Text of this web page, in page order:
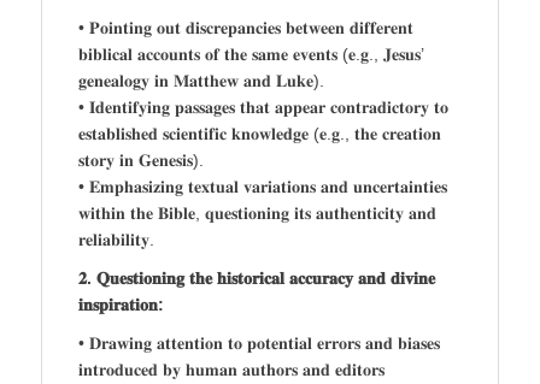
• 𝐏𝐨𝐢𝐧𝐭𝐢𝐧𝐠 𝐨𝐮𝐭 𝐝𝐢𝐬𝐜𝐫𝐞𝐩𝐚𝐧𝐜𝐢𝐞𝐬 𝐛𝐞𝐭𝐰𝐞𝐞𝐧 𝐝𝐢𝐟𝐟𝐞𝐫𝐞𝐧𝐭
𝐛𝐢𝐛𝐥𝐢𝐜𝐚𝐥 𝐚𝐜𝐜𝐨𝐮𝐧𝐭𝐬 𝐨𝐟 𝐭𝐡𝐞 𝐬𝐚𝐦𝐞 𝐞𝐯𝐞𝐧𝐭𝐬 (𝐞.𝐠., 𝐉𝐞𝐬𝐮𝐬’
𝐠𝐞𝐧𝐞𝐚𝐥𝐨𝐠𝐲 𝐢𝐧 𝐌𝐚𝐭𝐭𝐡𝐞𝐰 𝐚𝐧𝐝 𝐋𝐮𝐤𝐞).
• 𝐈𝐝𝐞𝐧𝐭𝐢𝐟𝐲𝐢𝐧𝐠 𝐩𝐚𝐬𝐬𝐚𝐠𝐞𝐬 𝐭𝐡𝐚𝐭 𝐚𝐩𝐩𝐞𝐚𝐫 𝐜𝐨𝐧𝐭𝐫𝐚𝐝𝐢𝐜𝐭𝐨𝐫𝐲 𝐭𝐨
𝐞𝐬𝐭𝐚𝐛𝐥𝐢𝐬𝐡𝐞𝐝 𝐬𝐜𝐢𝐞𝐧𝐭𝐢𝐟𝐢𝐜 𝐤𝐧𝐨𝐰𝐥𝐞𝐝𝐠𝐞 (𝐞.𝐠., 𝐭𝐡𝐞 𝐜𝐫𝐞𝐚𝐭𝐢𝐨𝐧
𝐬𝐭𝐨𝐫𝐲 𝐢𝐧 𝐆𝐞𝐧𝐞𝐬𝐢𝐬).
• 𝐄𝐦𝐩𝐡𝐚𝐬𝐢𝐳𝐢𝐧𝐠 𝐭𝐞𝐱𝐭𝐮𝐚𝐥 𝐯𝐚𝐫𝐢𝐚𝐭𝐢𝐨𝐧𝐬 𝐚𝐧𝐝 𝐮𝐧𝐜𝐞𝐫𝐭𝐚𝐢𝐧𝐭𝐢𝐞𝐬
𝐰𝐢𝐭𝐡𝐢𝐧 𝐭𝐡𝐞 𝐁𝐢𝐛𝐥𝐞, 𝐪𝐮𝐞𝐬𝐭𝐢𝐨𝐧𝐢𝐧𝐠 𝐢𝐭𝐬 𝐚𝐮𝐭𝐡𝐞𝐧𝐭𝐢𝐜𝐢𝐭𝐲 𝐚𝐧𝐝
𝐫𝐞𝐥𝐢𝐚𝐛𝐢𝐥𝐢𝐭𝐲.
𝟐. 𝐐𝐮𝐞𝐬𝐭𝐢𝐨𝐧𝐢𝐧𝐠 𝐭𝐡𝐞 𝐡𝐢𝐬𝐭𝐨𝐫𝐢𝐜𝐚𝐥 𝐚𝐜𝐜𝐮𝐫𝐚𝐜𝐲 𝐚𝐧𝐝 𝐝𝐢𝐯𝐢𝐧𝐞
𝐢𝐧𝐬𝐩𝐢𝐫𝐚𝐭𝐢𝐨𝐧:
• 𝐃𝐫𝐚𝐰𝐢𝐧𝐠 𝐚𝐭𝐭𝐞𝐧𝐭𝐢𝐨𝐧 𝐭𝐨 𝐩𝐨𝐭𝐞𝐧𝐭𝐢𝐚𝐥 𝐞𝐫𝐫𝐨𝐫𝐬 𝐚𝐧𝐝 𝐛𝐢𝐚𝐬𝐞𝐬
𝐢𝐧𝐭𝐫𝐨𝐝𝐮𝐜𝐞𝐝 𝐛𝐲 𝐡𝐮𝐦𝐚𝐧 𝐚𝐮𝐭𝐡𝐨𝐫𝐬 𝐚𝐧𝐝 𝐞𝐝𝐢𝐭𝐨𝐫𝐬